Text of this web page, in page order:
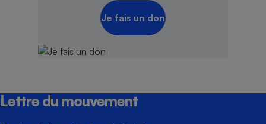
Je fais un don
Lettre du mouvement